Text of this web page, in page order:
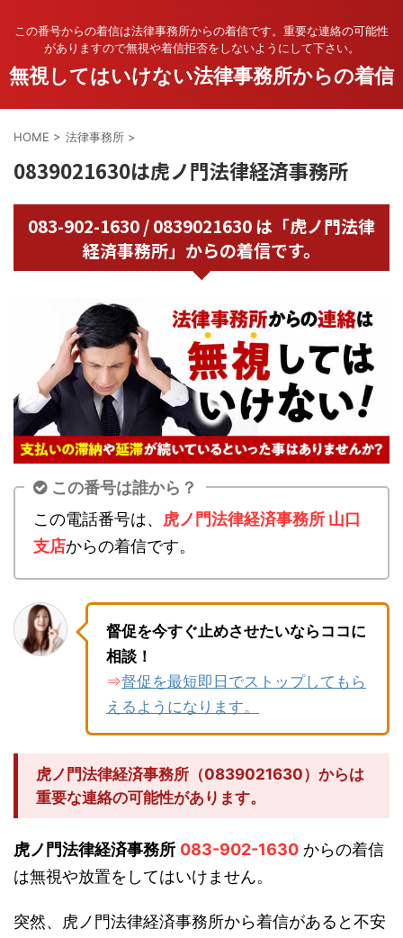
この番号からの着信は法律事務所からの着信です。重要な連絡の可能性
がありますので無視や着信拒否をしないようにして下さい。
無視してはいけない法律事務所からの着信
HOME > 法律事務所 >
0839021630は虎ノ門法律経済事務所
083-902-1630 / 0839021630 は「虎ノ門法律
経済事務所」からの着信です。
この番号は誰から？
この電話番号は、 虎ノ門法律経済事務所 山口
支店からの着信です。
督促を今すぐ止めさせたいならココに
相談！
⇒督促を最短即日でストップしてもら
えるようになります。
虎ノ門法律経済事務所（0839021630）からは
重要な連絡の可能性があります。
虎ノ門法律経済事務所 083-902-1630 からの着信
は無視や放置をしてはいけません。
突然、虎ノ門法律経済事務所から着信があると不安